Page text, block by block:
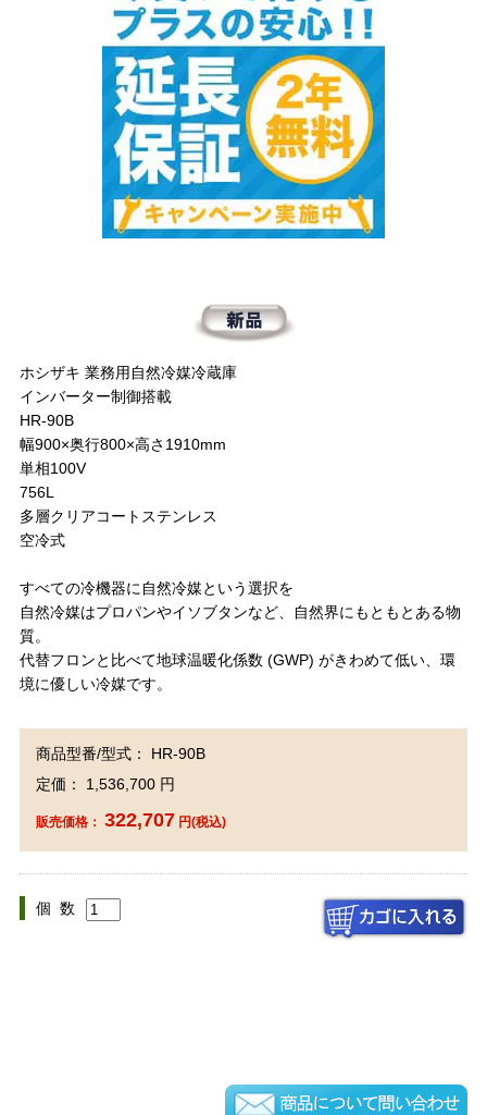
ホシザキ 業務用自然冷媒冷蔵庫
インバーター制御搭載
HR-90B
幅900×奥行800×高さ1910mm
単相100V
756L
多層クリアコートステンレス
空冷式
すべての冷機器に自然冷媒という選択を
自然冷媒はプロパンやイソブタンなど、自然界にもともとある物
質。
代替フロンと比べて地球温暖化係数 (GWP) がきわめて低い、環
境に優しい冷媒です。
商品型番/型式： HR-90B
定価： 1,536,700 円
販売価格： 322,707 円(税込)
個 数